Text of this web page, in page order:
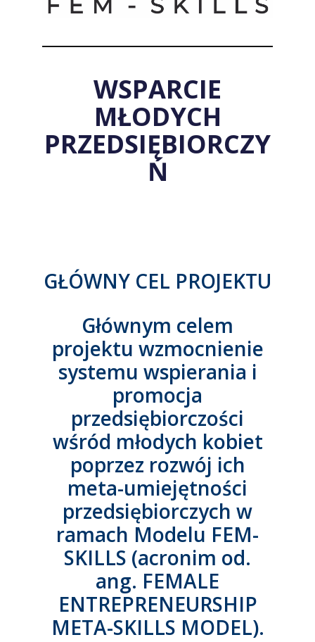
WSPARCIE
MŁODYCH
PRZEDSIĘBIORCZY
Ń
GŁÓWNY CEL PROJEKTU
Głównym celem
projektu wzmocnienie
systemu wspierania i
promocja
przedsiębiorczości
wśród młodych kobiet
poprzez rozwój ich
meta-umiejętności
przedsiębiorczych w
ramach Modelu FEM-
SKILLS (acronim od.
ang. FEMALE
ENTREPRENEURSHIP
META-SKILLS MODEL).